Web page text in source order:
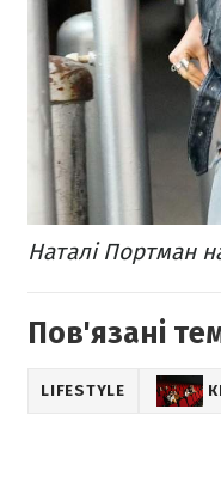
Наталі Портман
Пов'язані
LIFESTYLE